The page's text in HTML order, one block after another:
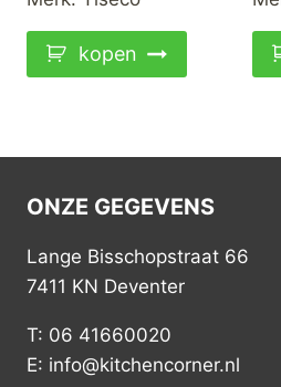
kopen
ONZE GEGEVENS
Lange Bisschopstraat 66
7411 KN Deventer
T: 06 41660020
E: info@kitchencorner.nl